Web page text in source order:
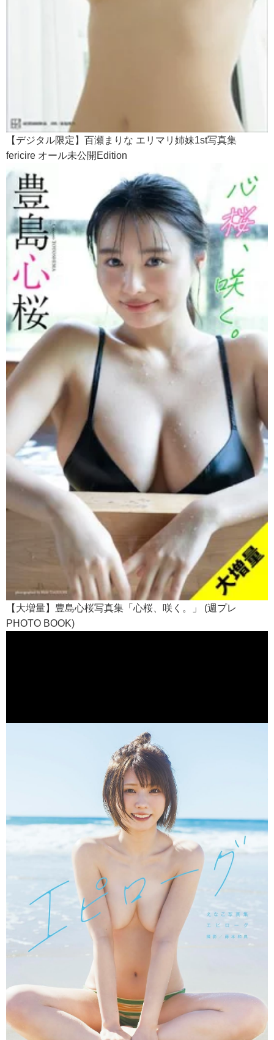
【デジタル限定】百瀬まりな エリマリ姉妹1st写真集
fericire オール未公開Edition
【大増量】豊島心桜写真集「心桜、咲く。」 (週プレ
PHOTO BOOK)